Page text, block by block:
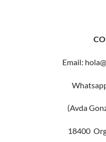
Email:
(Avda
18400